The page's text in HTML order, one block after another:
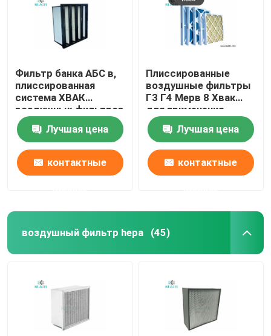
Фильтр банка АБС в,
плиссированная
система ХВАК
воздушных фильтров
ХЭПА с пластиковой
рамкойЛучшая цена
контактные
Плиссированные
воздушные фильтры
Г3 Г4 Мерв 8 Хвак
для применения
промышленных/
КоммерикалЛучшая цена
контактные
воздушный фильтр hepa (45)